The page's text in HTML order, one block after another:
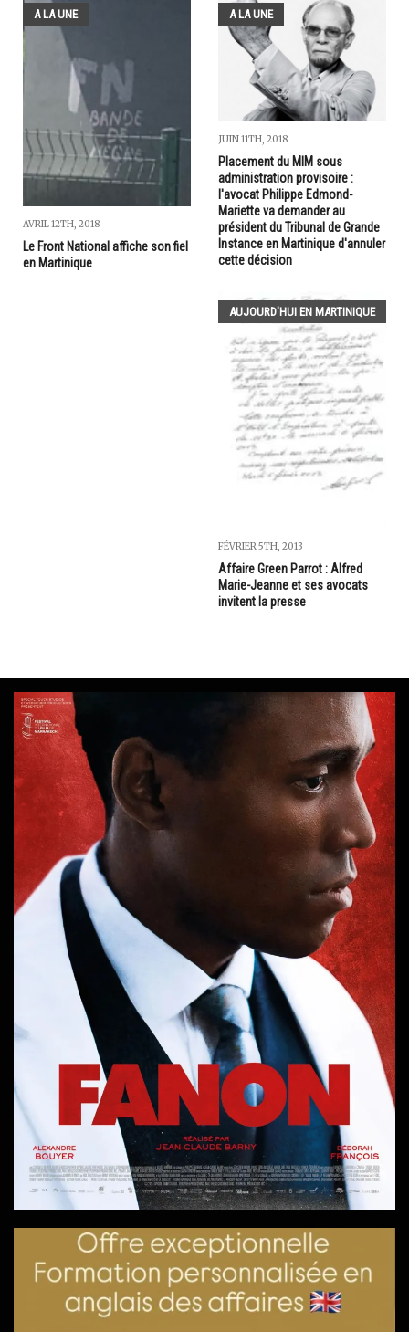
A LA UNE
AVRIL 12TH, 2018
Le Front National affiche son fiel
en Martinique
A LA UNE
JUIN 11TH, 2018
Placement du MIM sous
administration provisoire :
l'avocat Philippe Edmond-
Mariette va demander au
président du Tribunal de Grande
Instance en Martinique d'annuler
cette décision
AUJOURD'HUI EN MARTINIQUE
FÉVRIER 5TH, 2013
Affaire Green Parrot : Alfred
Marie-Jeanne et ses avocats
invitent la presse